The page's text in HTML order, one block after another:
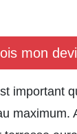
mon
important